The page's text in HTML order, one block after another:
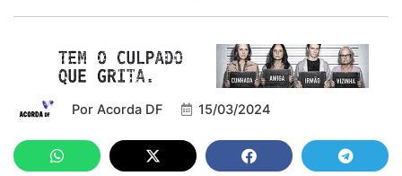
Por Acorda DF 15/03/2024